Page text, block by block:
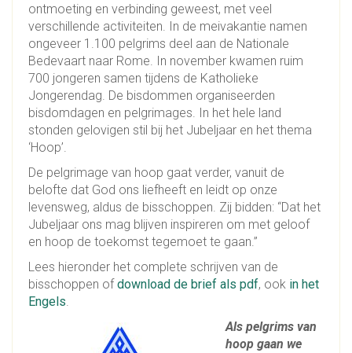
ontmoeting en verbinding geweest, met veel
verschillende activiteiten. In de meivakantie namen
ongeveer 1.100 pelgrims deel aan de Nationale
Bedevaart naar Rome. In november kwamen ruim
700 jongeren samen tijdens de Katholieke
Jongerendag. De bisdommen organiseerden
bisdomdagen en pelgrimages. In het hele land
stonden gelovigen stil bij het Jubeljaar en het thema
‘Hoop’.
De pelgrimage van hoop gaat verder, vanuit de
belofte dat God ons liefheeft en leidt op onze
levensweg, aldus de bisschoppen. Zij bidden: “Dat het
Jubeljaar ons mag blijven inspireren om met geloof
en hoop de toekomst tegemoet te gaan.”
Lees hieronder het complete schrijven van de
bisschoppen ofdownload de brief als pdf, ook in het
Engels.
Als pelgrims van
hoop gaan we